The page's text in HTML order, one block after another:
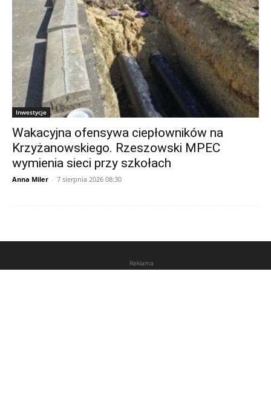
Inwestycje
Wakacyjna ofensywa ciepłowników na
Krzyżanowskiego. Rzeszowski MPEC
wymienia sieci przy szkołach
Anna Miler - 7 sierpnia 2026 08:30
Reklama